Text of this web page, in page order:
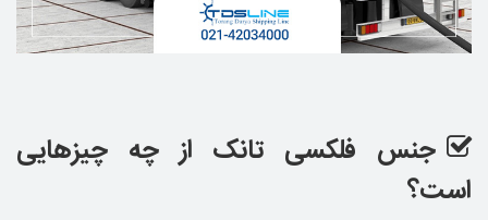
جنس فلکسی تانک از چه چیزهایی
است؟